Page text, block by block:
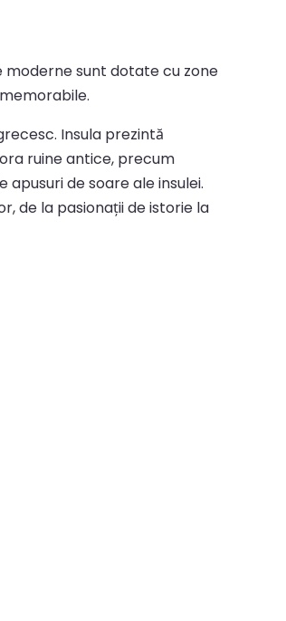
moderne sunt dotate cu zone
Insula prezintă
ruine antice, precum
de soare ale insulei.
de la pasionații de istorie la